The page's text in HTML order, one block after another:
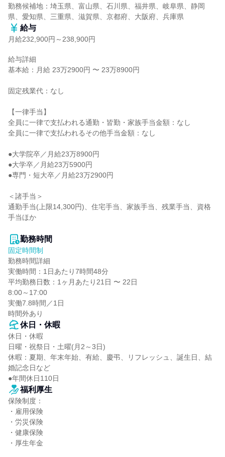
勤務候補地：埼玉県、富山県、石川県、福井県、岐阜県、静岡
県、愛知県、三重県、滋賀県、京都府、大阪府、兵庫県
給与
月給232,900円～238,900円
給与詳細
基本給：月給 23万2900円 〜 23万8900円
固定残業代：なし
【一律手当】
全員に一律で支払われる通勤・皆勤・家族手当金額：なし
全員に一律で支払われるその他手当金額：なし
●大学院卒／月給23万8900円
●大学卒／月給23万5900円
●専門・短大卒／月給23万2900円
＜諸手当＞
通勤手当(上限14,300円)、住宅手当、家族手当、残業手当、資格
手当ほか
勤務時間
固定時間制
勤務時間詳細
実働時間：1日あたり7時間48分
平均勤務日数：1ヶ月あたり21日 〜 22日
8:00～17:00
実働7.8時間／1日
時間外あり
休日・休暇
休日・休暇
日曜・祝祭日・土曜(月2～3日)
休暇：夏期、年末年始、有給、慶弔、リフレッシュ、誕生日、結
婚記念日など
●年間休日110日
福利厚生
保険制度：
・雇用保険
・労災保険
・健康保険
・厚生年金